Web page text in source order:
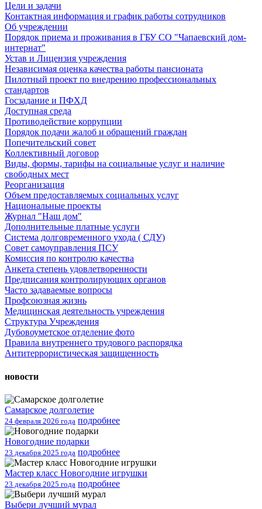
Цели и задачи
Контактная информация и график работы сотрудников
Об учреждении
Порядок приема и проживания в ГБУ СО "Чапаевский дом-
интернат"
Устав и Лицензия учреждения
Независимая оценка качества работы пансионата
Пилотный проект по внедрению профессиональных
стандартов
Госзадание и ПФХД
Доступная среда
Противодействие коррупции
Порядок подачи жалоб и обращений граждан
Попечительский совет
Коллективный договор
Виды, формы, тарифы на социальные услуг и наличие
свободных мест
Реорганизация
Объем предоставляемых социальных услуг
Национальные проекты
Журнал "Наш дом"
Дополнительные платные услуги
Система долговременного ухода ( СДУ)
Совет самоуправления ПСУ
Комиссия по контролю качества
Анкета степень удовлетворенности
Предписания контролирующих органов
Часто задаваемые вопросы
Профсоюзная жизнь
Медицинская деятельность учреждения
Структура Учреждения
Дубовоуметское отделение фото
Правила внутреннего трудового распорядка
Антитеррористическая защищенность
новости
Самарское долголетие
24 февраля 2026 года подробнее
Новогодние подарки
23 декабря 2025 года подробнее
Мастер класс Новогодние игрушки
23 декабря 2025 года подробнее
Выбери лучший мурал